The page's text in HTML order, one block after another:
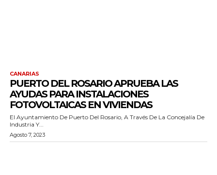
CANARIAS
PUERTO DEL ROSARIO APRUEBA LAS
AYUDAS PARA INSTALACIONES
FOTOVOLTAICAS EN VIVIENDAS
El Ayuntamiento De Puerto Del Rosario, A Través De La Concejalía De
Industria Y...
Agosto 7, 2023